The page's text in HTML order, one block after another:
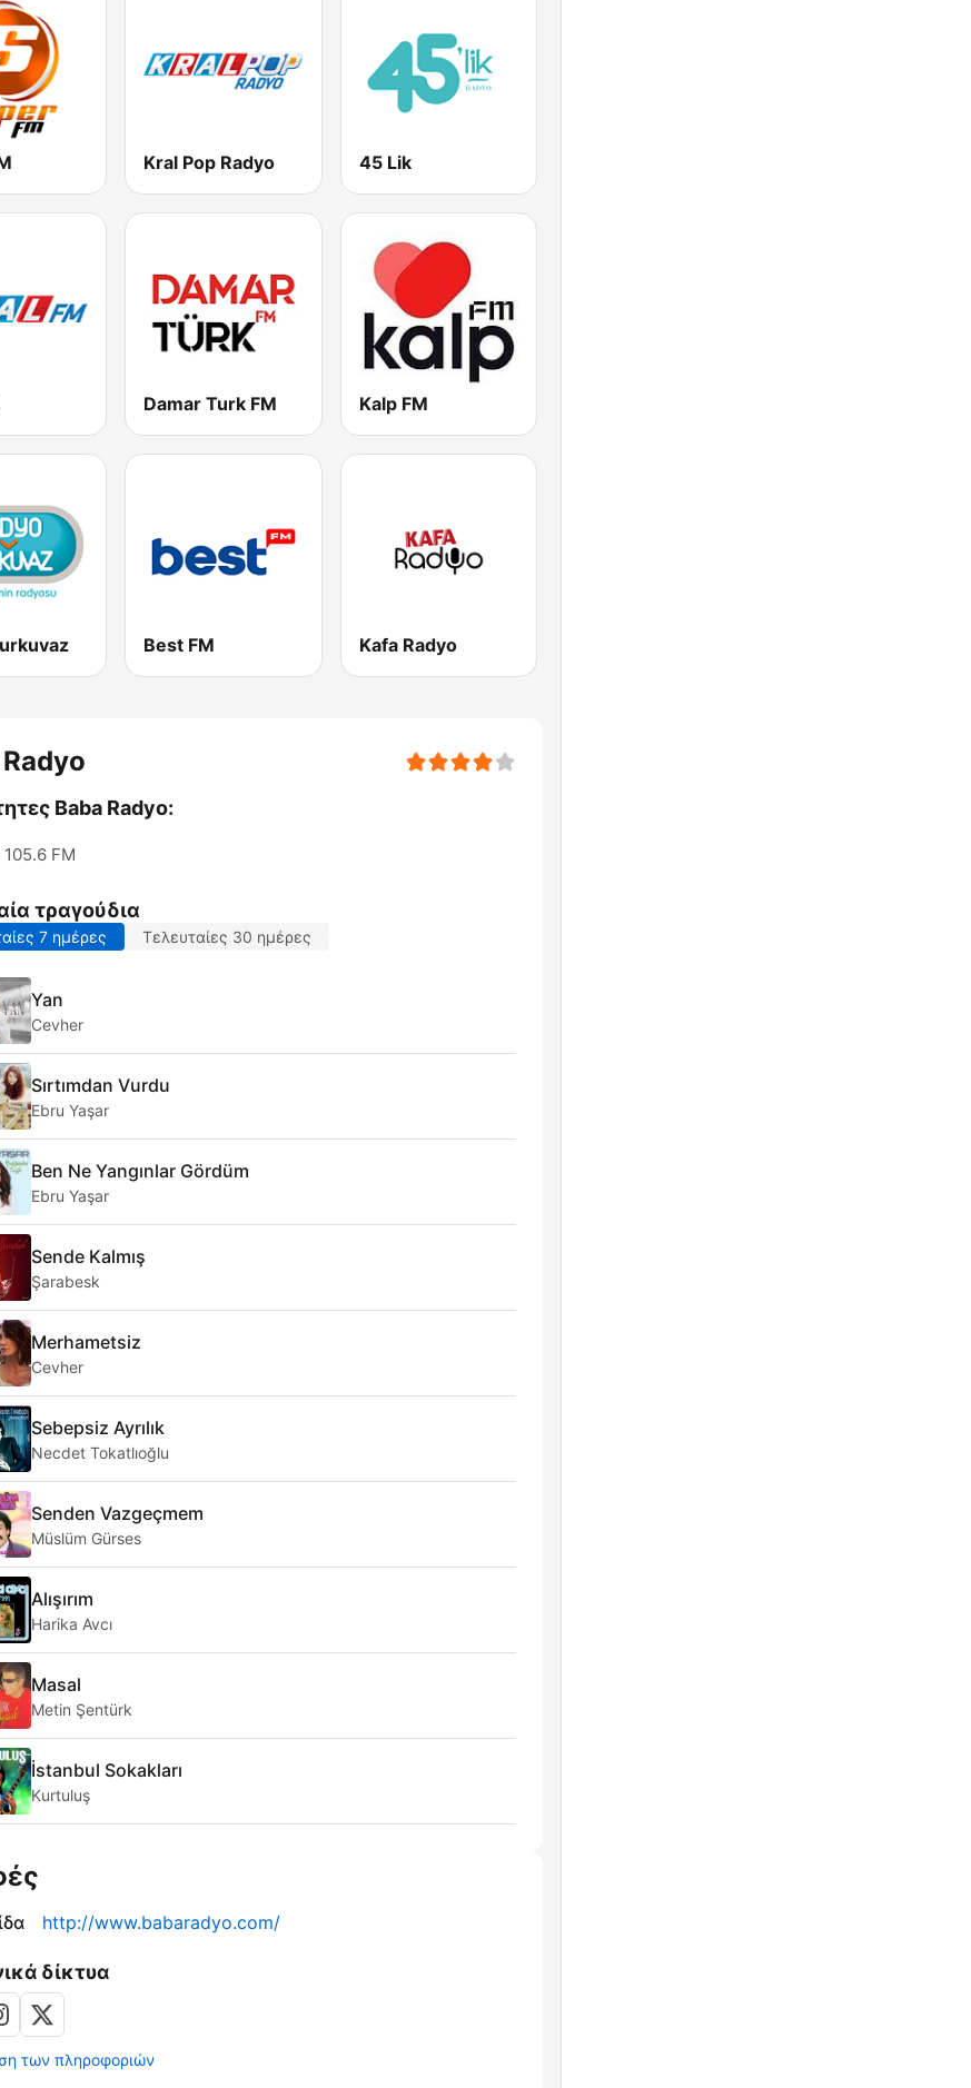
Kral Pop Radyo 45 Lik
Damar Turk FM Kalp FM
Best FM Kafa Radyo
Baba Radyo:
105.6 FM
τραγούδια
7 ημέρες Τελευταίες 30 ημέρες
Yan
Cevher
Sırtımdan Vurdu
Ebru Yaşar
Ben Ne Yangınlar Gördüm
Ebru Yaşar
Sende Kalmış
Şarabesk
Merhametsiz
Cevher
Sebepsiz Ayrılık
Necdet Tokatlıoğlu
Senden Vazgeçmem
Müslüm Gürses
Alışırım
Harika Avcı
Masal
Metin Şentürk
İstanbul Sokakları
Kurtuluş
http://www.babaradyo.com/
δίκτυα
των πληροφοριών